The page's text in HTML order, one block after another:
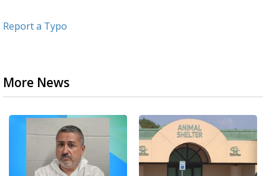
Report a Typo
More News